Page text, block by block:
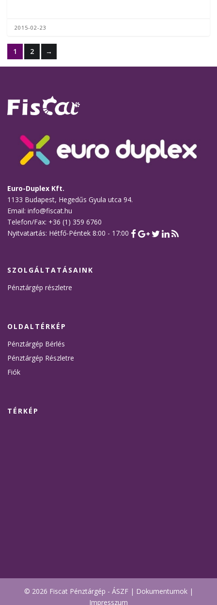
2015-02-23
1 2 →
Euro-Duplex Kft.
1133 Budapest, Hegedűs Gyula utca 94.
Email: info@fiscat.hu
Telefon/Fax: +36 (1) 359 6760
Nyitvatartás: Hétfő-Péntek 8:00 - 17:00
SZOLGÁLTATÁSAINK
Pénztárgép részletre
OLDALTÉRKÉP
Pénztárgép Bérlés
Pénztárgép Részletre
Fiók
TÉRKÉP
© 2026 Fiscat Pénztárgép - ÁSZF| Dokumentumok|
Impresszum